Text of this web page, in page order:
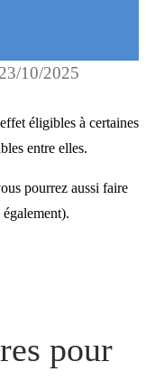
conditions
eau
23/10/2025
éligibles à certaines
entre elles.
pourrez aussi faire
pour